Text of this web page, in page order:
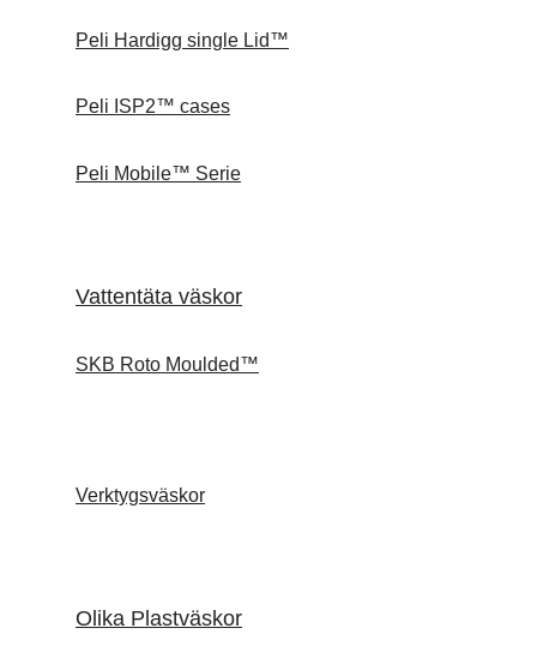
Peli Hardigg single Lid™
Peli ISP2™ cases
Peli Mobile™ Serie
Vattentäta väskor
SKB Roto Moulded™
Verktygsväskor
Olika Plastväskor